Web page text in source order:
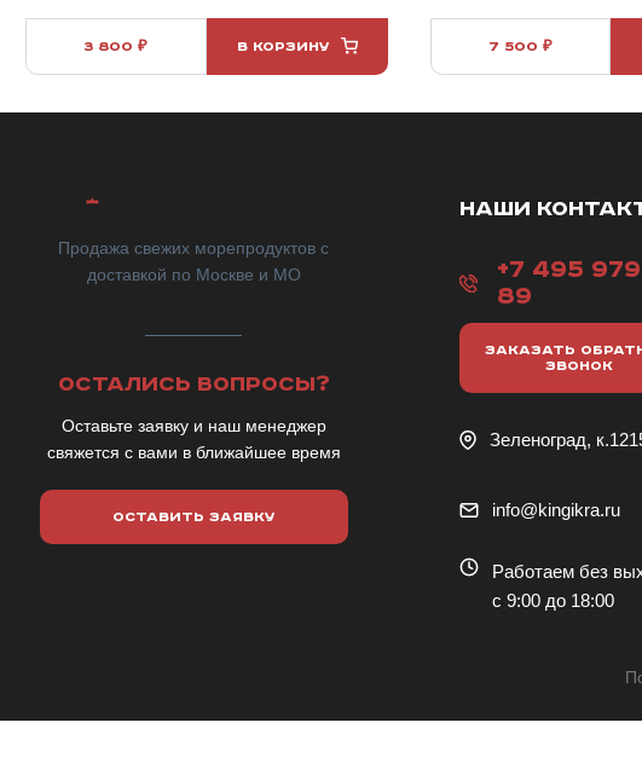
3 800 ₽ В КОРЗИНУ 7 500 ₽
Продажа свежих морепродуктов с
доставкой по Москве и МО
ОСТАЛИСЬ ВОПРОСЫ?
Оставьте заявку и наш менеджер
свяжется с вами в ближайшее время
ОСТАВИТЬ ЗАЯВКУ
НАШИ
+7 495 979
89
ЗАКАЗАТЬ
ЗВОНОК
Зеленоград,
info@kingikra.ru
Работаем без
с 9:00 до 18:00